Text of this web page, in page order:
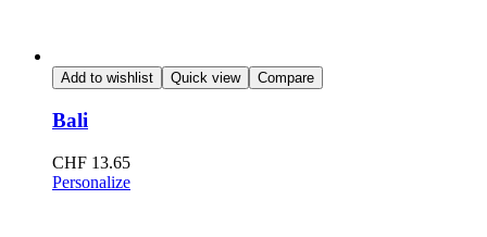
Add to wishlist Quick view Compare
Bali
CHF 13.65
Personalize